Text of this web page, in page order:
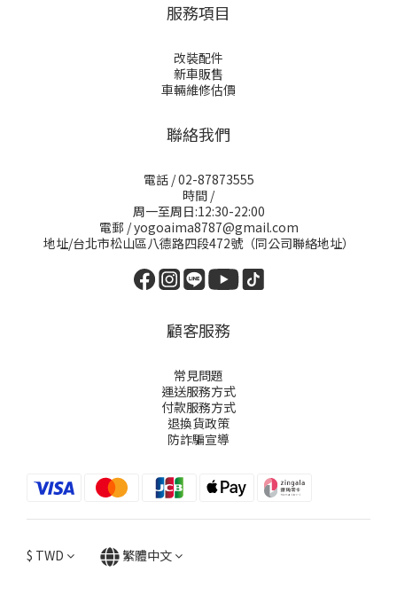
服務項目
改裝配件
新車販售
車輛維修估價
聯絡我們
電話 / 02-87873555
時間 /
周一至周日:12:30-22:00
電郵 / yogoaima8787@gmail.com
地址/台北市松山區八德路四段472號（同公司聯絡地址）
顧客服務
常見問題
運送服務方式
付款服務方式
退換貨政策
防詐騙宣導
$ TWD 繁體中文